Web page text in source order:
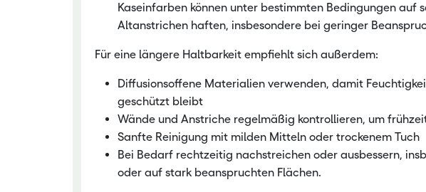
Kaseinfarben können unter bestimmten Bedingungen
Altanstrichen haften, insbesondere bei geringer
Für eine längere Haltbarkeit empfiehlt sich außerdem:
Diffusionsoffene Materialien verwenden, damit
geschützt bleibt
Wände und Anstriche regelmäßig kontrollieren, um
Sanfte Reinigung mit milden Mitteln oder trockenem Tuch
Bei Bedarf rechtzeitig nachstreichen oder ausbessern,
oder auf stark beanspruchten Flächen.